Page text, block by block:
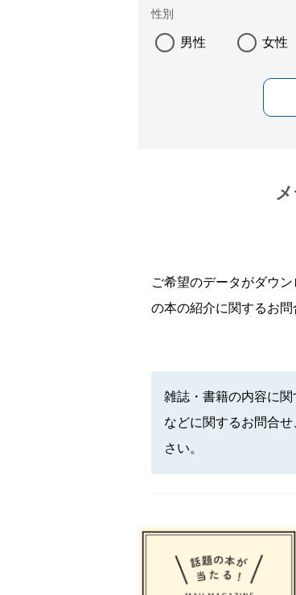
性別
男性 女性
ご希望のデータがダウ
の本の紹介に関するお問
雑誌・書籍の内容に
などに関するお問合
さい。